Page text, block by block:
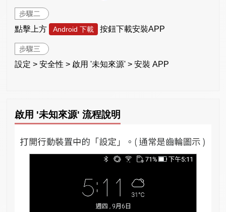
步驟二
點擊上方 Android 下載 按鈕下載安裝APP
步驟三
設定 > 安全性 > 啟用 '未知來源' > 安裝 APP
啟用 '未知來源' 流程說明